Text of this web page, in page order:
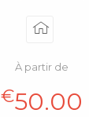
À partir de
€50.00